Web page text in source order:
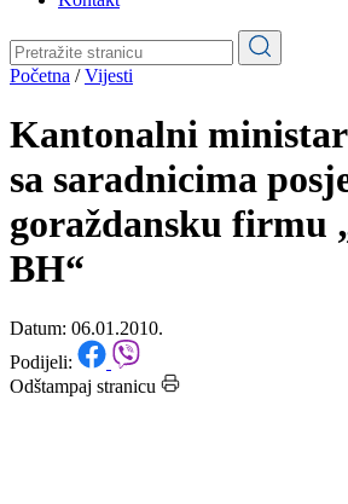
Pale-Prača
Kontakt
Početna/Vijesti
Kantonalni
sa saradnicima
goraždansku firmu
BH“
Datum: 06.01.2010.